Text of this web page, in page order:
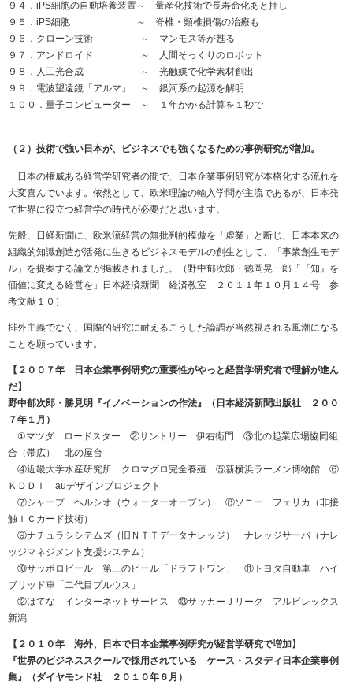
９４．iPS細胞の自動培養装置～ 量産化技術で長寿命化あと押し
９５．iPS細胞 ～ 脊椎・頸椎損傷の治療も
９６．クローン技術 ～ マンモス等が甦る
９７．アンドロイド ～ 人間そっくりのロボット
９８．人工光合成 ～ 光触媒で化学素材創出
９９．電波望遠鏡「アルマ」 ～ 銀河系の起源を解明
１００．量子コンピューター ～ １年かかる計算を１秒で
（２）技術で強い日本が、ビジネスでも強くなるための事例研究が増加。
日本の権威ある経営学研究者の間で、日本企業事例研究が本格化する流れを
大変喜んでいます。依然として、欧米理論の輸入学問が主流であるが、日本発
で世界に役立つ経営学の時代が必要だと思います。
先般、日経新聞に、欧米流経営の無批判的模倣を「虚業」と断じ、日本本来の
組織的知識創造が活発に生きるビジネスモデルの創生として、「事業創生モデ
ル」を提案する論文が掲載されました。（野中郁次郎・徳岡晃一郎「『知』を
価値に変える経営を」日本経済新聞 経済教室 ２０１１年１０月１４号 参
考文献１０）
排外主義でなく、国際的研究に耐えるこうした論調が当然視される風潮になる
ことを願っています。
【２００７年 日本企業事例研究の重要性がやっと経営学研究者で理解が進ん
だ】
野中郁次郎・勝見明『イノベーションの作法』（日本経済新聞出版社 ２００
７年１月）
①マツダ ロードスター ②サントリー 伊右衛門 ③北の起業広場協同組
合（帯広） 北の屋台
④近畿大学水産研究所 クロマグロ完全養殖 ⑤新横浜ラーメン博物館 ⑥
ＫＤＤＩ auデザインプロジェクト
⑦シャープ ヘルシオ（ウォーターオーブン） ⑧ソニー フェリカ（非接
触ＩＣカード技術）
⑨ナチュラシシテムズ（旧ＮＴＴデータナレッジ） ナレッジサーバ（ナレ
ッジマネジメント支援システム）
⑩サッポロビール 第三のビール「ドラフトワン」 ⑪トヨタ自動車 ハイ
ブリッド車「二代目プルウス」
⑫はてな インターネットサービス ⑬サッカーＪリーグ アルビレックス
新潟
【２０１０年 海外、日本で日本企業事例研究が経営学研究で増加】
『世界のビジネススクールで採用されている ケース・スタディ日本企業事例
集』（ダイヤモンド社 ２０１０年６月）